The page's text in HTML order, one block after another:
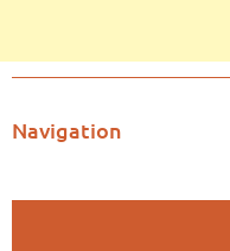
Navigation